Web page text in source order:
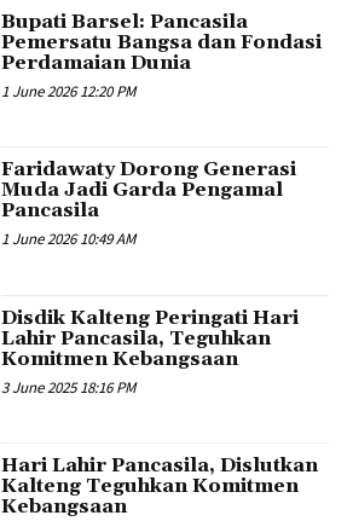
Bupati Barsel: Pancasila
Pemersatu Bangsa dan Fondasi
Perdamaian Dunia
1 June 2026 12:20 PM
Faridawaty Dorong Generasi
Muda Jadi Garda Pengamal
Pancasila
1 June 2026 10:49 AM
Disdik Kalteng Peringati Hari
Lahir Pancasila, Teguhkan
Komitmen Kebangsaan
3 June 2025 18:16 PM
Hari Lahir Pancasila, Dislutkan
Kalteng Teguhkan Komitmen
Kebangsaan